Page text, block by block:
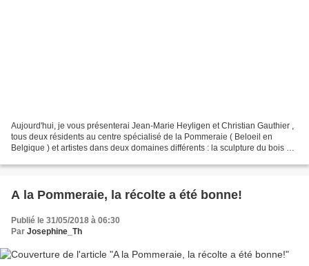
Aujourd'hui, je vous présenterai Jean-Marie Heyligen et Christian Gauthier ,
tous deux résidents au centre spécialisé de la Pommeraie ( Beloeil en
Belgique ) et artistes dans deux domaines différents : la sculpture du bois et
A la Pommeraie, la récolte a été bonne!
Publié le 31/05/2018 à 06:30
Par Josephine_Th